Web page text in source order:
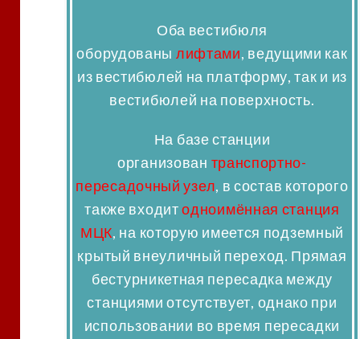
Оба вестибюля
оборудованы лифтами, ведущими как
из вестибюлей на платформу, так и из
вестибюлей на поверхность.
На базе станции
организован транспортно-
пересадочный узел, в состав которого
также входитодноимённая станция
МЦК, на которую имеется подземный
крытый внеуличный переход. Прямая
бестурникетная пересадка между
станциями отсутствует, однако при
использовании во время пересадки